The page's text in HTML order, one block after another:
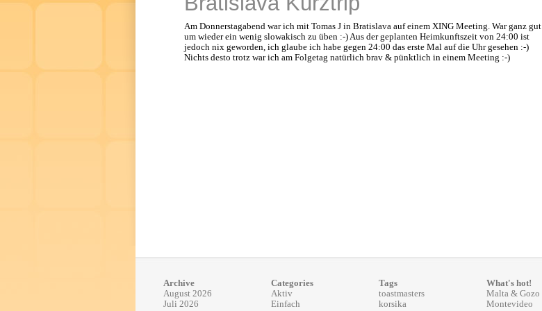
Am Donnerstagabend war ich mit Tomas J in Bratislava auf einem XING Meeting. War ganz gut
um wieder ein wenig slowakisch zu üben :-) Aus der geplanten Heimkunftszeit von 24:00 ist
jedoch nix geworden, ich glaube ich habe gegen 24:00 das erste Mal auf die Uhr gesehen :-)
Nichts desto trotz war ich am Folgetag natürlich brav & pünktlich in einem Meeting :-)
Archive
August 2026
Juli 2026
Categories
Aktiv
Einfach
Tags
toastmasters
korsika
What's hot!
Malta & Gozo
Montevideo